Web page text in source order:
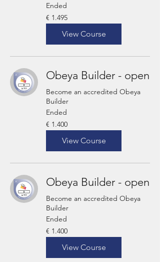
Ended
1.495
euro
€ 1.495
View Course
Obeya Builder - open
Become an accredited Obeya
Builder
Ended
1.400
euro
€ 1.400
View Course
Obeya Builder - open
Become an accredited Obeya
Builder
Ended
1.400
euro
€ 1.400
View Course